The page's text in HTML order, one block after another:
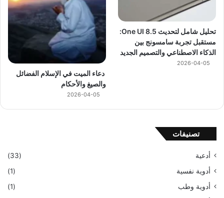
تحليل شامل لتحديث One UI 8.5:
مستقبل تجربة سامسونج بين
الذكاء الاصطناعي والتصميم الجديد
2026-04-05
دعاء الميت في الإسلام الفضائل
والصيغ والأحكام
2026-04-05
تصنيفات
أدعية
(33)
أدوية نفسية
(1)
أدوية وطب
(1)